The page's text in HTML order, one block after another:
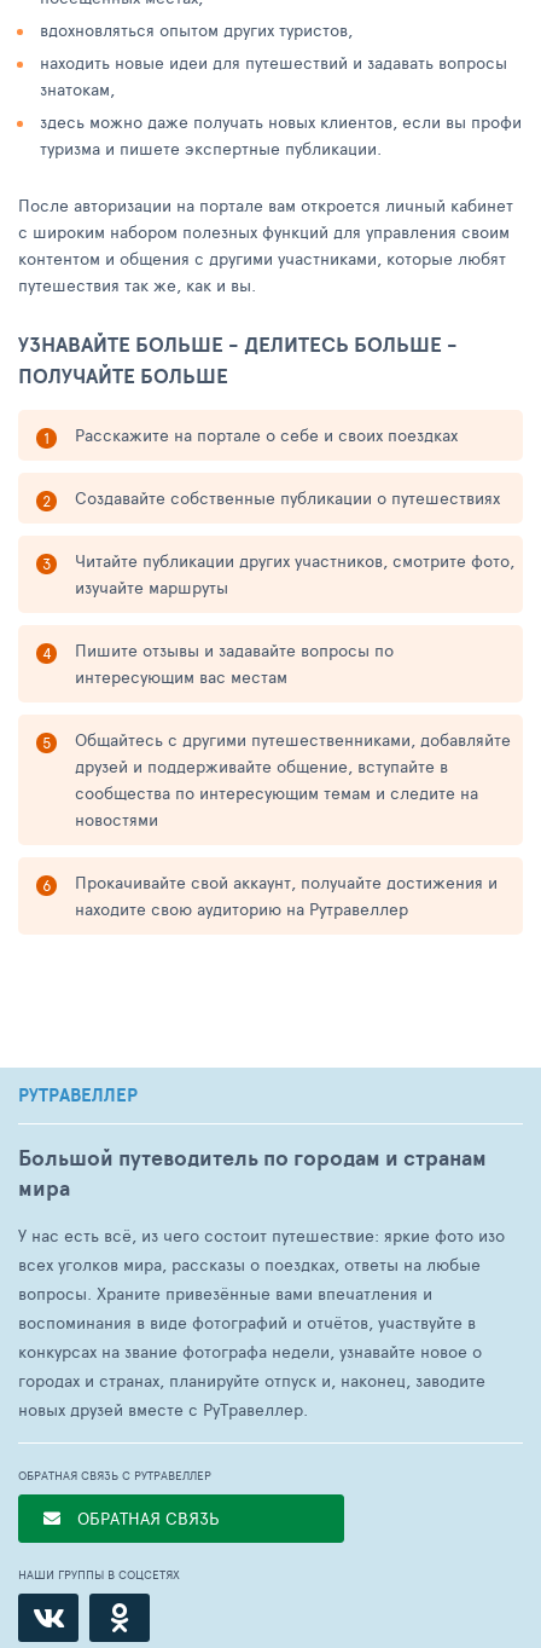
вдохновляться опытом других туристов,
находить новые идеи для путешествий и задавать вопросы
знатокам,
здесь можно даже получать новых клиентов, если вы профи
туризма и пишете экспертные публикации.
После авторизации на портале вам откроется личный кабинет
с широким набором полезных функций для управления своим
контентом и общения с другими участниками, которые любят
путешествия так же, как и вы.
УЗНАВАЙТЕ БОЛЬШЕ - ДЕЛИТЕСЬ БОЛЬШЕ -
ПОЛУЧАЙТЕ БОЛЬШЕ
Расскажите на портале о себе и своих поездках
Создавайте собственные публикации о путешествиях
Читайте публикации других участников, смотрите фото,
изучайте маршруты
Пишите отзывы и задавайте вопросы по
интересующим вас местам
Общайтесь с другими путешественниками, добавляйте
друзей и поддерживайте общение, вступайте в
сообщества по интересующим темам и следите на
новостями
Прокачивайте свой аккаунт, получайте достижения и
находите свою аудиторию на Рутравеллер
РУТРАВЕЛЛЕР
Большой путеводитель по городам и странам
мира
У нас есть всё, из чего состоит путешествие: яркие фото изо
всех уголков мира, рассказы о поездках, ответы на любые
вопросы. Храните привезённые вами впечатления и
воспоминания в виде фотографий и отчётов, участвуйте в
конкурсах на звание фотографа недели, узнавайте новое о
городах и странах, планируйте отпуск и, наконец, заводите
новых друзей вместе с РуТравеллер.
ОБРАТНАЯ СВЯЗЬ С РУТРАВЕЛЛЕР
ОБРАТНАЯ СВЯЗЬ
НАШИ ГРУППЫ В СОЦСЕТЯХ